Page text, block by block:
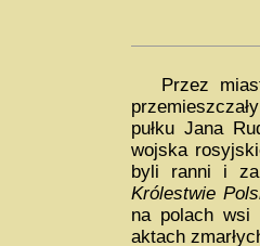
Przez
pułku Jana
wojska
byli ranni i
Królestwie
na polach wsi
aktach